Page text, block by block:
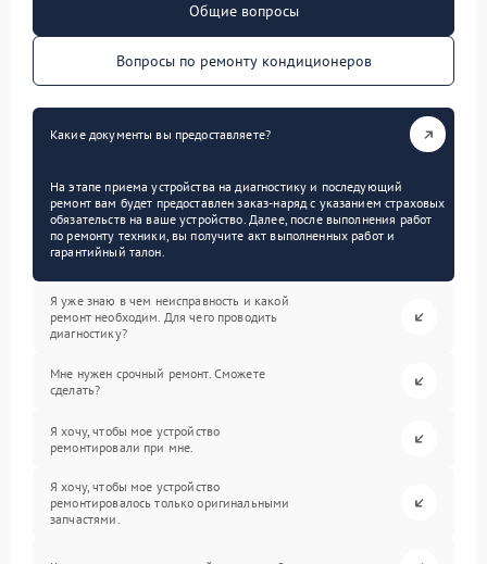
Общие вопросы
Вопросы по ремонту кондиционеров
Какие документы вы предоставляете?
На этапе приема устройства на диагностику и последующий
ремонт вам будет предоставлен заказ-наряд с указанием страховых
обязательств на ваше устройство. Далее, после выполнения работ
по ремонту техники, вы получите акт выполненных работ и
гарантийный талон.
Я уже знаю в чем неисправность и какой
ремонт необходим. Для чего проводить
диагностику?
Мне нужен срочный ремонт. Сможете
сделать?
Я хочу, чтобы мое устройство
ремонтировали при мне.
Я хочу, чтобы мое устройство
ремонтировалось только оригинальными
запчастями.